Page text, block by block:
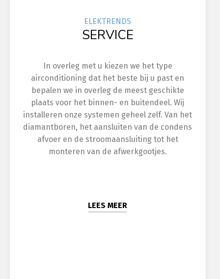
ELEKTRENDS
SERVICE
In overleg met u kiezen we het type
airconditioning dat het beste bij u past en
bepalen we in overleg de meest geschikte
plaats voor het binnen- en buitendeel. Wij
installeren onze systemen geheel zelf. Van het
diamantboren, het aansluiten van de condens
afvoer en de stroomaansluiting tot het
monteren van de afwerkgootjes.
LEES MEER